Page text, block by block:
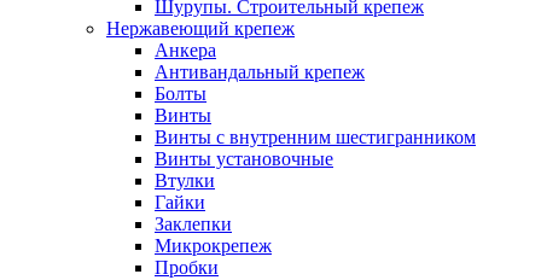
Шурупы. Строительный крепеж
Нержавеющий крепеж
Анкера
Антивандальный крепеж
Болты
Винты
Винты с внутренним шестигранником
Винты установочные
Втулки
Гайки
Заклепки
Микрокрепеж
Пробки